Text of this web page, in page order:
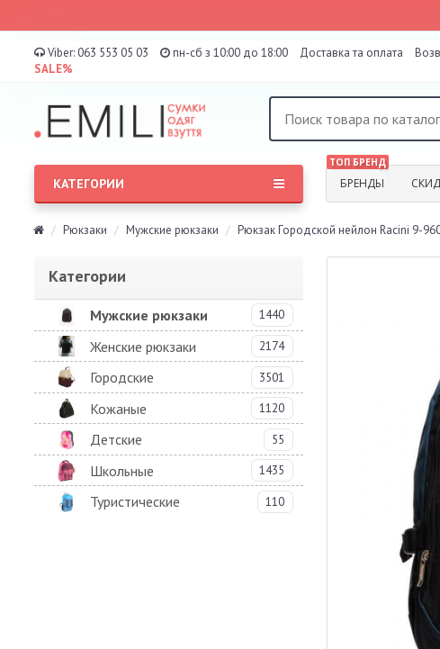
Viber: 063 553 05 03 пн-сб з 10:00 до 18:00 Доставка та оплата
SALE%
ТОП БРЕНД
БРЕНДЫ
КАТЕГОРИИ
Рюкзаки Мужские рюкзаки Рюкзак Городской нейлон Racini 9-
Категории
Мужские рюкзаки 1440
Женские рюкзаки 2174
Городские 3501
Кожаные 1120
Детские 55
Школьные 1435
Туристические 110